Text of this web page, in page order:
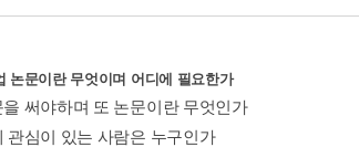
논문이란 무엇이며 어디에 필요한가
써야하며 또 논문이란 무엇인가
관심이 있는 사람은 누구인가